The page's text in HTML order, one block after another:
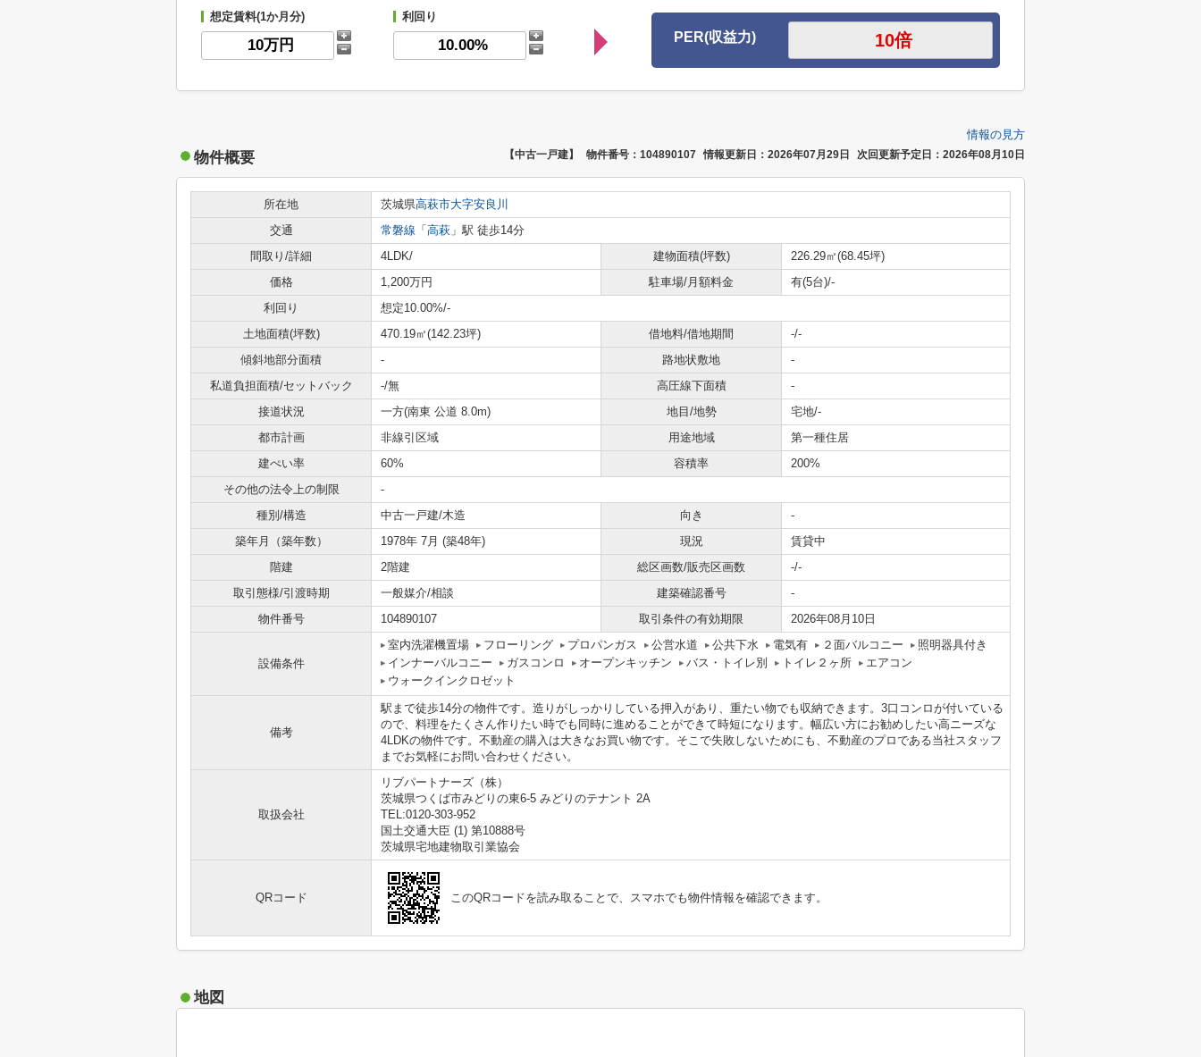
想定賃料(1か月分) 利回り
PER(収益力)
情報の見方
物件概要 【中古一戸建】 物件番号：104890107 情報更新日：2026年07月29日 次回更新予定日：2026年08月10日
所在地 茨城県高萩市大字安良川
交通
常磐線 「 高萩 」駅 徒歩14分
間取り/詳細
4LDK/ 建物面積(坪数)
226.29㎡(68.45坪)
価格
1,200万円 駐車場/月額料金
有(5台)/-
利回り
想定10.00%/-
土地面積(坪数)
470.19㎡(142.23坪) 借地料/借地期間
-/-
傾斜地部分面積
- 路地状敷地
-
私道負担面積/セットバック
-/無 高圧線下面積
-
接道状況
一方(南東 公道 8.0m) 地目/地勢
宅地/-
都市計画
非線引区域 用途地域
第一種住居
建ぺい率
60% 容積率
200%
その他の法令上の制限
-
種別/構造
中古一戸建/木造 向き
-
築年月（築年数）
1978年 7月 (築48年) 現況
賃貸中
階建
2階建 総区画数/販売区画数
-/-
取引態様/引渡時期
一般媒介/相談 建築確認番号
-
物件番号
104890107 取引条件の有効期限 2026年08月10日
設備条件
室内洗濯機置場 フローリング プロパンガス 公営水道 公共下水 電気有 ２面バルコニー
照明器具付き
インナーバルコニー
ガスコンロ オープンキッチン バス・トイレ別 トイレ２ヶ所
エアコン
ウォークインクロゼット
備考
駅まで徒歩14分の物件です。造りがしっかりしている押入があり、重たい物でも収納できます。3口コンロが付いている
ので、料理をたくさん作りたい時でも同時に進めることができて時短になります。幅広い方にお勧めしたい高ニーズな
4LDKの物件です。不動産の購入は大きなお買い物です。そこで失敗しないためにも、不動産のプロである当社スタッフ
までお気軽にお問い合わせください。
取扱会社
リブパートナーズ（株）
茨城県つくば市みどりの東6-5 みどりのテナント 2A
TEL:0120-303-952
国土交通大臣 (1) 第10888号
茨城県宅地建物取引業協会
QRコード このQRコードを読み取ることで、スマホでも物件情報を確認できます。
地図